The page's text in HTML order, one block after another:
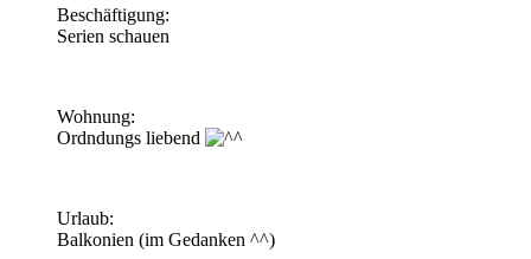
Beschäftigung:
Serien schauen
Wohnung:
Ordndungs liebend
Urlaub:
Balkonien (im Gedanken ^^)